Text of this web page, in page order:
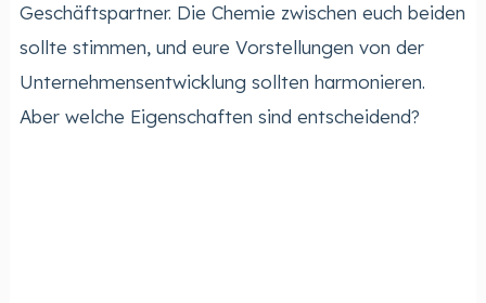
Geschäftspartner. Die Chemie zwischen euch beiden
sollte stimmen, und eure Vorstellungen von der
Unternehmensentwicklung sollten harmonieren.
Aber welche Eigenschaften sind entscheidend?